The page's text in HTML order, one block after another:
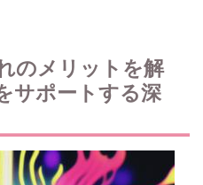
のメリットを解
サポートする深